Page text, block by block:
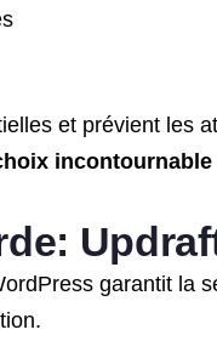
et prévient les
incontournable
garantit la